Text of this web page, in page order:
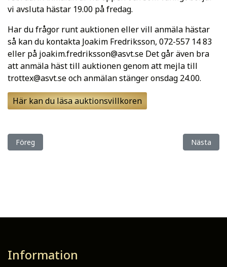
vi avsluta hästar 19.00 på fredag.
Har du frågor runt auktionen eller vill anmäla hästar
så kan du kontakta Joakim Fredriksson, 072-557 14 83
eller på joakim.fredriksson@asvt.se Det går även bra
att anmäla häst till auktionen genom att mejla till
trottex@asvt.seoch anmälan stänger onsdag 24.00.
Här kan du läsa auktionsvillkoren
Föregående artikel: Två veckor kvar av anmälningstiden till
Föreg Nästa
Nästa
Information